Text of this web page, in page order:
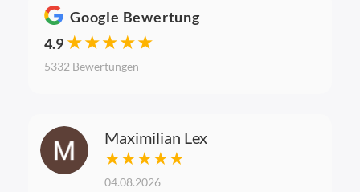
Google Bewertung
4.9 ★★★★★
5332 Bewertungen
Maximilian Lex
★★★★★
04.08.2026